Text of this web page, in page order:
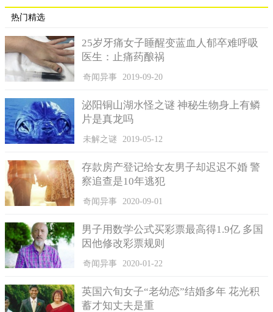
由于跑进火场救儿子，肖恩的身上早已是伤痕累累。他无法
的儿子救出来，但是眼前的火海如此无情，越来越重的火势似乎
在告诉他一切都晚了。
热门精选
25岁牙痛女子睡醒变蓝血人郁卒难呼吸
医生：止痛药酿祸
奇闻异事 2019-09-20
泌阳铜山湖水怪之谜 神秘生物身上有鳞
片是真龙吗
未解之谜 2019-05-12
存款房产登记给女友男子却迟迟不婚 警
察追查是10年逃犯
奇闻异事 2020-09-01
男子用数学公式买彩票最高得1.9亿 多国
因他修改彩票规则
奇闻异事 2020-01-22
英国六旬女子“老幼恋”结婚多年 花光积
蓄才知丈夫是重